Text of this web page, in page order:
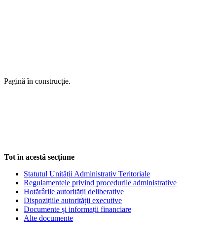
Pagină în construcție.
Tot în acestă secțiune
Statutul Unității Administrativ Teritoriale
Regulamentele privind procedurile administrative
Hotărârile autorității deliberative
Dispozițiile autorității executive
Documente și informații financiare
Alte documente